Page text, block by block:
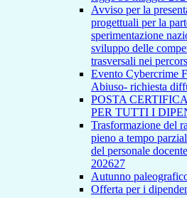
Avviso per la
progettuali per la
sperimentazione
sviluppo delle
trasversali nei
Evento Cybercrime
Abiuso- richiesta
POSTA
PER TUTTI I
Trasformazione del
pieno a tempo
del personale
202627
Autunno
Offerta per i